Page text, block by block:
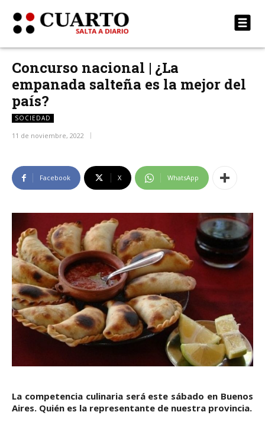
Concurso nacional | ¿La
empanada salteña es la mejor del
país?
SOCIEDAD
11 de noviembre, 2022
Facebook X WhatsApp
La competencia culinaria será este sábado en Buenos
Aires. Quién es la representante de nuestra provincia.